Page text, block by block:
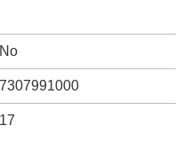
No
7307991000
17